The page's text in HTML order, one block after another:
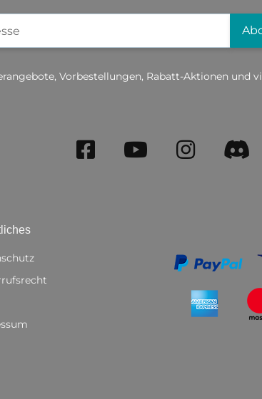
Vorbestellungen, Rabatt-Aktionen und